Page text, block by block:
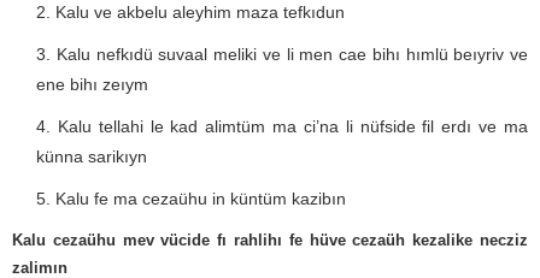
Kalu ve akbelu aleyhim maza tefkıdun
Kalu nefkıdü suvaal meliki ve li men cae bihı hımlü beıyriv ve
ene bihı zeıym
Kalu tellahi le kad alimtüm ma ci’na li nüfside fil erdı ve ma
künna sarikıyn
Kalu fe ma cezaühu in küntüm kazibın
Kalu cezaühu mev vücide fı rahlihı fe hüve cezaüh kezalike necziz
zalimın